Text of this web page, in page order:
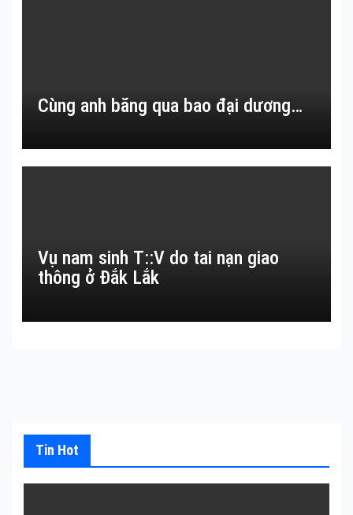
Cùng anh băng qua bao đại dương…
Vụ nam sinh T::V do tai nạn giao
thông ở Đắk Lắk
Tin Hot